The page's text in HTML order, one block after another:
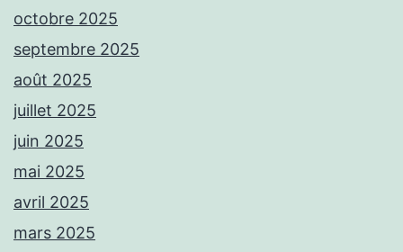
octobre 2025
septembre 2025
août 2025
juillet 2025
juin 2025
mai 2025
avril 2025
mars 2025